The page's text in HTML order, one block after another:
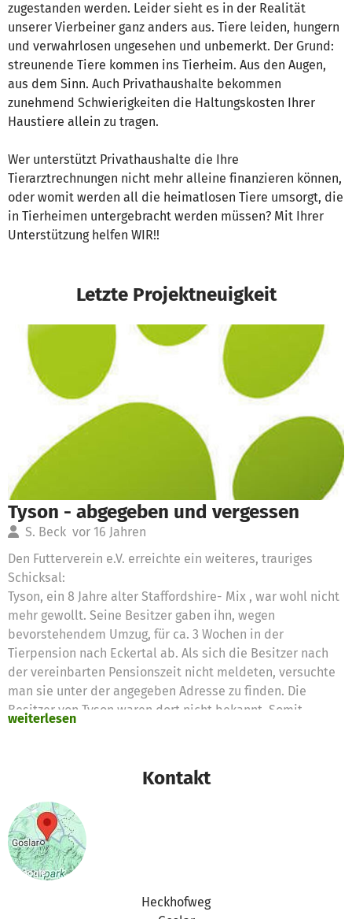
zugestanden werden. Leider sieht es in der Realität
unserer Vierbeiner ganz anders aus. Tiere leiden, hungern
und verwahrlosen ungesehen und unbemerkt. Der Grund:
streunende Tiere kommen ins Tierheim. Aus den Augen,
aus dem Sinn. Auch Privathaushalte bekommen
zunehmend Schwierigkeiten die Haltungskosten Ihrer
Haustiere allein zu tragen.
Wer unterstützt Privathaushalte die Ihre
Tierarztrechnungen nicht mehr alleine finanzieren können,
oder womit werden all die heimatlosen Tiere umsorgt, die
in Tierheimen untergebracht werden müssen? Mit Ihrer
Unterstützung helfen WIR!!
Letzte Projektneuigkeit
Tyson - abgegeben und vergessen
S. Beck vor 16 Jahren
Den Futterverein e.V. erreichte ein weiteres, trauriges
Schicksal:
Tyson, ein 8 Jahre alter Staffordshire- Mix , war wohl nicht
mehr gewollt. Seine Besitzer gaben ihn, wegen
bevorstehendem Umzug, für ca. 3 Wochen in der
Tierpension nach Eckertal ab. Als sich die Besitzer nach
der vereinbarten Pensionszeit nicht meldeten, versuchte
man sie unter der angegeben Adresse zu finden. Die
Besitzer von Tyson waren dort nicht bekannt. Somit
lange wartet Tyson schon auf sein Herrchen, welches ihn
wohl niemals wieder abholen wird.Der Futterverein e.V.
möchte dem süßen Vierbeiner helfen, ein neues zu Hause
zu finden.
Tyson ist ein Alpharüde, sehr stolz und dominant, braucht
viel Beschäftigung und Auslauf. Alle Grundkommandos
kennt er. Sein Pfleger arbeitet täglich mit ihm. Zudem
kommt regelmäßig eine Dame zum Gassi gehen. Doch das
weiterlesen
Kontakt
Heckhofweg